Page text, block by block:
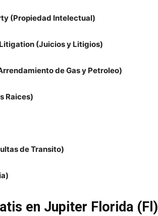
(Propiedad Intelectual)
(Juicios y Litigios)
de Gas y Petroleo)
Raices)
de Transito)
en Jupiter Florida (Fl)